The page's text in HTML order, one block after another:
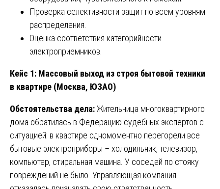
Проверка селективности защит по всем уровням
распределения.
Оценка соответствия категорийности
электроприемников.
Кейс 1: Массовый выход из строя бытовой техники
в квартире (Москва, ЮЗАО)
Обстоятельства дела:Жительница многоквартирного
дома обратилась в Федерацию судебных экспертов с
ситуацией: в квартире одномоментно перегорели все
бытовые электроприборы – холодильник, телевизор,
компьютер, стиральная машина. У соседей по стояку
повреждений не было. Управляющая компания